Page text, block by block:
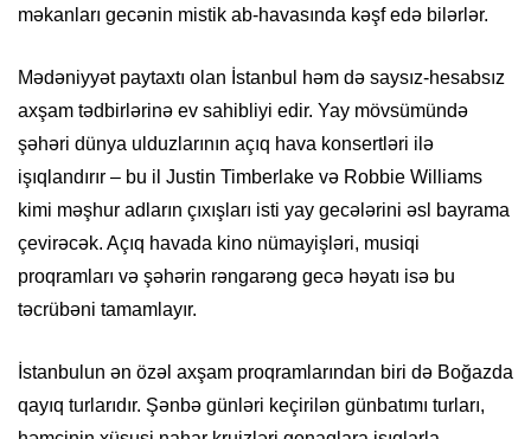
məkanları gecənin mistik ab-havasında kəşf edə bilərlər.
Mədəniyyət paytaxtı olan İstanbul həm də saysız-hesabsız
axşam tədbirlərinə ev sahibliyi edir. Yay mövsümündə
şəhəri dünya ulduzlarının açıq hava konsertləri ilə
işıqlandırır – bu il Justin Timberlake və Robbie Williams
kimi məşhur adların çıxışları isti yay gecələrini əsl bayrama
çevirəcək. Açıq havada kino nümayişləri, musiqi
proqramları və şəhərin rəngarəng gecə həyatı isə bu
təcrübəni tamamlayır.
İstanbulun ən özəl axşam proqramlarından biri də Boğazda
qayıq turlarıdır. Şənbə günləri keçirilən günbatımı turları,